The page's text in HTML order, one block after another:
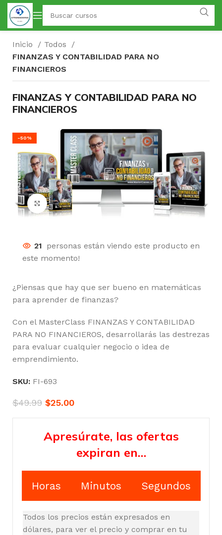
Inicio
Todos
FINANZAS Y CONTABILIDAD PARA NO
FINANCIEROS
FINANZAS Y CONTABILIDAD PARA NO
FINANCIEROS
-50%
Click para agrandar
21 personas están viendo este producto en
este momento!
¿Piensas que hay que ser bueno en matemáticas
para aprender de finanzas?
Con el MasterClass FINANZAS Y CONTABILIDAD
PARA NO FINANCIEROS, desarrollarás las destrezas
para evaluar cualquier negocio o idea de
emprendimiento.
SKU: FI-693
$49.99 $25.00
Apresúrate, las ofertas
expiran en…
Horas Minutos Segundos
Todos los precios están expresados en
dólares, para ver el precio y comprar en tu